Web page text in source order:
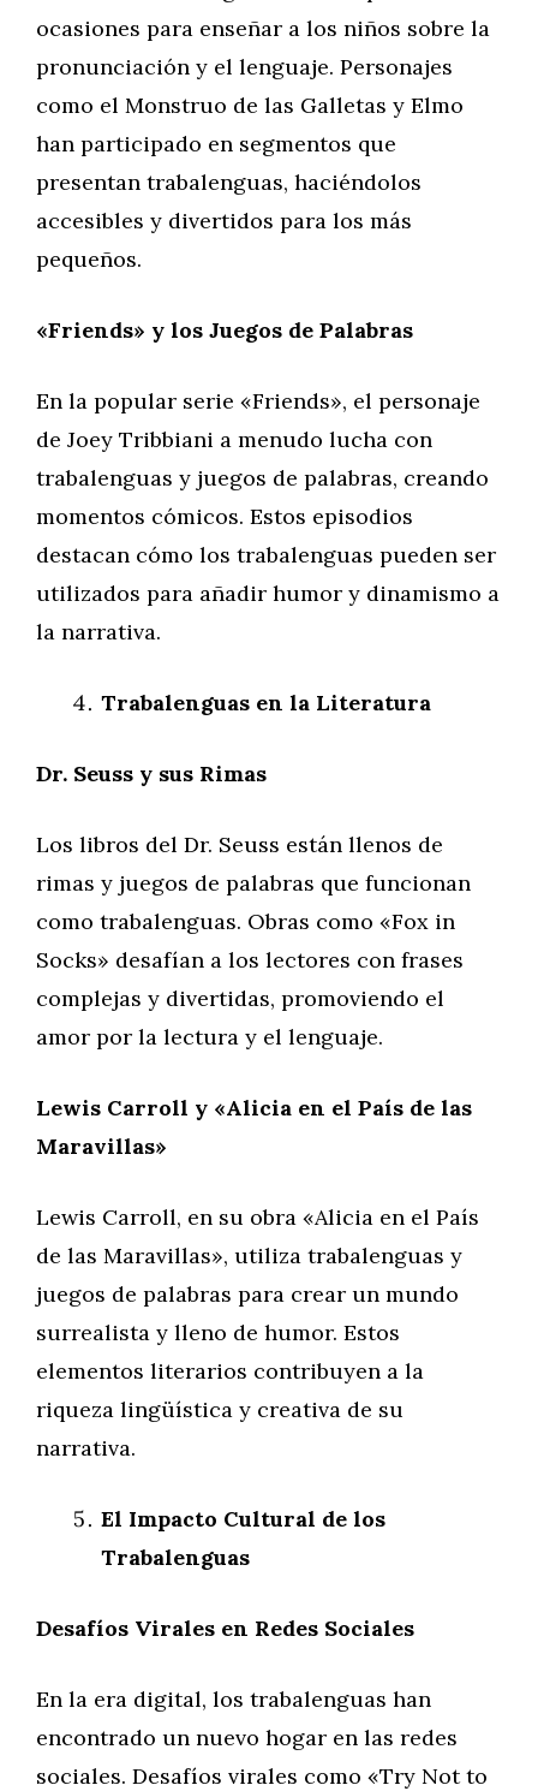
ocasiones para enseñar a los niños sobre la
pronunciación y el lenguaje. Personajes
como el Monstruo de las Galletas y Elmo
han participado en segmentos que
presentan trabalenguas, haciéndolos
accesibles y divertidos para los más
pequeños.
«Friends» y los Juegos de Palabras
En la popular serie «Friends», el personaje
de Joey Tribbiani a menudo lucha con
trabalenguas y juegos de palabras, creando
momentos cómicos. Estos episodios
destacan cómo los trabalenguas pueden ser
utilizados para añadir humor y dinamismo a
la narrativa.
Trabalenguas en la Literatura
Dr. Seuss y sus Rimas
Los libros del Dr. Seuss están llenos de
rimas y juegos de palabras que funcionan
como trabalenguas. Obras como «Fox in
Socks» desafían a los lectores con frases
complejas y divertidas, promoviendo el
amor por la lectura y el lenguaje.
Lewis Carroll y «Alicia en el País de las
Maravillas»
Lewis Carroll, en su obra «Alicia en el País
de las Maravillas», utiliza trabalenguas y
juegos de palabras para crear un mundo
surrealista y lleno de humor. Estos
elementos literarios contribuyen a la
riqueza lingüística y creativa de su
narrativa.
El Impacto Cultural de los
Trabalenguas
Desafíos Virales en Redes Sociales
En la era digital, los trabalenguas han
encontrado un nuevo hogar en las redes
sociales. Desafíos virales como «Try Not to